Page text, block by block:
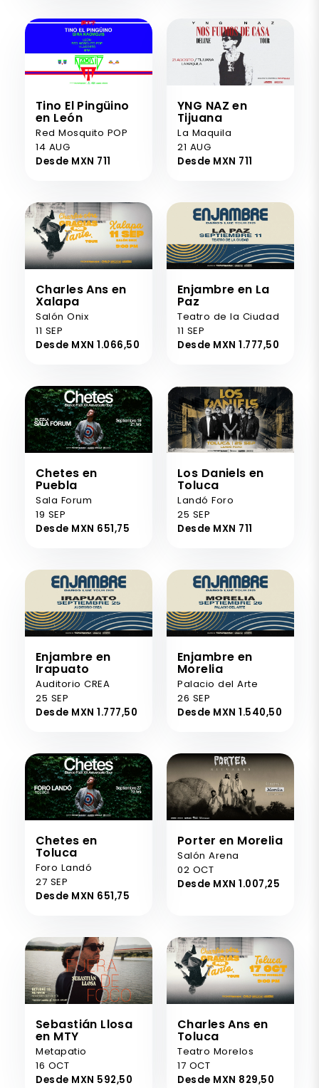
Tino El Pingüino
en León
Red Mosquito POP
14 AUG
Desde MXN 711
YNG NAZ en
Tijuana
La Maquila
21 AUG
Desde MXN 711
Charles Ans en
Xalapa
Salón Onix
11 SEP
Desde MXN 1.066,50
Enjambre en La
Paz
Teatro de la Ciudad
11 SEP
Desde MXN 1.777,50
Chetes en
Puebla
Sala Forum
19 SEP
Desde MXN 651,75
Los Daniels en
Toluca
Landó Foro
25 SEP
Desde MXN 711
Enjambre en
Irapuato
Auditorio CREA
25 SEP
Desde MXN 1.777,50
Enjambre en
Morelia
Palacio del Arte
26 SEP
Desde MXN 1.540,50
Chetes en
Toluca
Foro Landó
27 SEP
Desde MXN 651,75
Porter en Morelia
Salón Arena
02 OCT
Desde MXN 1.007,25
Sebastián Llosa
en MTY
Metapatio
16 OCT
Desde MXN 592,50
Charles Ans en
Toluca
Teatro Morelos
17 OCT
Desde MXN 829,50